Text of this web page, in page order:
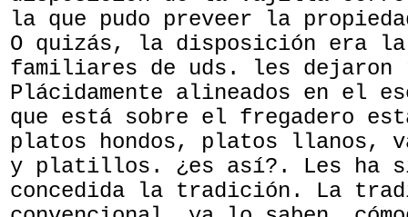
la que pudo preveer la
O quizás, la disposición era
familiares de uds. les dejaron
Plácidamente alineados en el
que está sobre el fregadero
platos hondos, platos llanos,
y platillos. ¿es así?. Les ha
concedida la tradición. La